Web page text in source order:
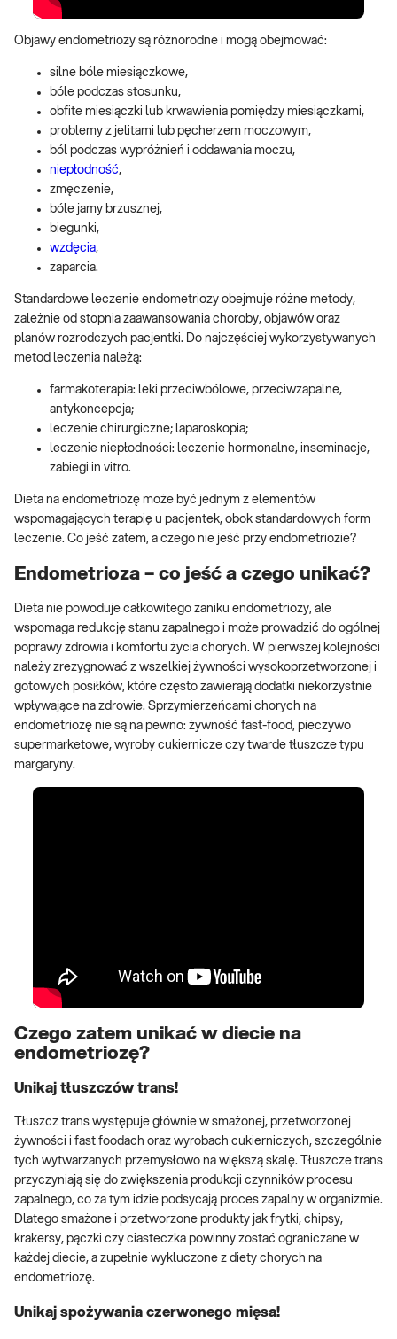
Objawy endometriozy są różnorodne i mogą obejmować:
silne bóle miesiączkowe,
bóle podczas stosunku,
obfite miesiączki lub krwawienia pomiędzy miesiączkami,
problemy z jelitami lub pęcherzem moczowym,
ból podczas wypróżnień i oddawania moczu,
niepłodność,
zmęczenie,
bóle jamy brzusznej,
biegunki,
wzdęcia,
zaparcia.
Standardowe leczenie endometriozy obejmuje różne metody,
zależnie od stopnia zaawansowania choroby, objawów oraz
planów rozrodczych pacjentki. Do najczęściej wykorzystywanych
metod leczenia należą:
farmakoterapia: leki przeciwbólowe, przeciwzapalne,
antykoncepcja;
leczenie chirurgiczne; laparoskopia;
leczenie niepłodności: leczenie hormonalne, inseminacje,
zabiegi in vitro.
Dieta na endometriozę może być jednym z elementów
wspomagających terapię u pacjentek, obok standardowych form
leczenie. Co jeść zatem, a czego nie jeść przy endometriozie?
Endometrioza – co jeść a czego unikać?
Dieta nie powoduje całkowitego zaniku endometriozy, ale
wspomaga redukcję stanu zapalnego i może prowadzić do ogólnej
poprawy zdrowia i komfortu życia chorych. W pierwszej kolejności
należy zrezygnować z wszelkiej żywności wysokoprzetworzonej i
gotowych posiłków, które często zawierają dodatki niekorzystnie
wpływające na zdrowie. Sprzymierzeńcami chorych na
endometriozę nie są na pewno: żywność fast-food, pieczywo
supermarketowe, wyroby cukiernicze czy twarde tłuszcze typu
margaryny.
Czego zatem unikać w diecie na
endometriozę?
Unikaj tłuszczów trans!
Tłuszcz trans występuje głównie w smażonej, przetworzonej
żywności i fast foodach oraz wyrobach cukierniczych, szczególnie
tych wytwarzanych przemysłowo na większą skalę. Tłuszcze trans
przyczyniają się do zwiększenia produkcji czynników procesu
zapalnego, co za tym idzie podsycają proces zapalny w organizmie.
Dlatego smażone i przetworzone produkty jak frytki, chipsy,
krakersy, pączki czy ciasteczka powinny zostać ograniczane w
każdej diecie, a zupełnie wykluczone z diety chorych na
endometriozę.
Unikaj spożywania czerwonego mięsa!